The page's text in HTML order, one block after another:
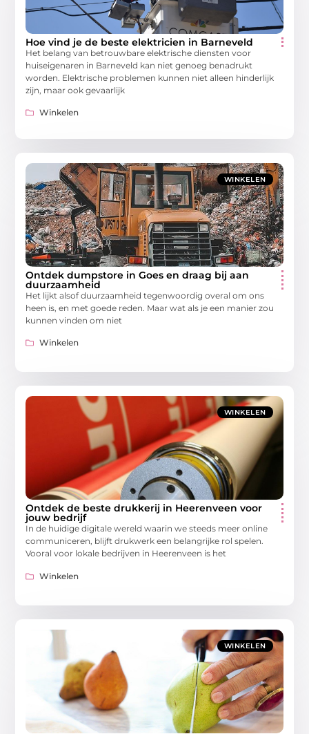
Hoe vind je de beste elektricien in Barneveld
Het belang van betrouwbare elektrische diensten voor
huiseigenaren in Barneveld kan niet genoeg benadrukt
worden. Elektrische problemen kunnen niet alleen hinderlijk
zijn, maar ook gevaarlijk
Winkelen
WINKELEN
Ontdek dumpstore in Goes en draag bij aan
duurzaamheid
Het lijkt alsof duurzaamheid tegenwoordig overal om ons
heen is, en met goede reden. Maar wat als je een manier zou
kunnen vinden om niet
Winkelen
WINKELEN
Ontdek de beste drukkerij in Heerenveen voor
jouw bedrijf
In de huidige digitale wereld waarin we steeds meer online
communiceren, blijft drukwerk een belangrijke rol spelen.
Vooral voor lokale bedrijven in Heerenveen is het
Winkelen
WINKELEN